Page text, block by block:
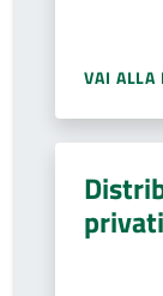
VAI ALLA
privati